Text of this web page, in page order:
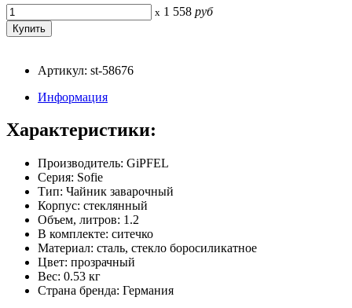
x 1 558 руб
Артикул: st-58676
Информация
Характеристики:
Производитель: GiPFEL
Серия: Sofie
Тип: Чайник заварочный
Корпус: стеклянный
Объем, литров: 1.2
В комплекте: ситечко
Материал: сталь, стекло боросиликатное
Цвет: прозрачный
Вес: 0.53 кг
Страна бренда: Германия